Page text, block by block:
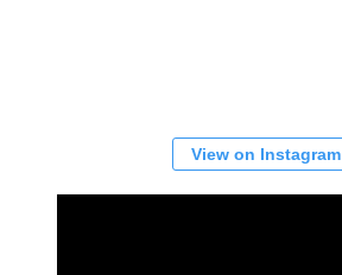
View on Instagram